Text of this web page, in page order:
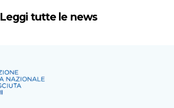
Leggi tutte le news